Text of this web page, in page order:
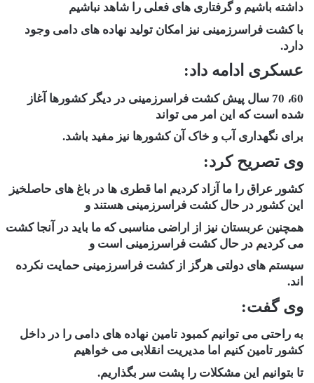
داشته باشیم و گرفتاری های فعلی را شاهد نباشیم
با کشت فراسرزمینی نیز امکان تولید نهاده های دامی وجود
دارد.
عسکری ادامه داد:
60، 70 سال پیش کشت فراسرزمینی در دیگر کشورها آغاز
شده است که این امر می تواند
برای نگهداری آب و خاک آن کشورها نیز مفید باشد.
وی تصریح کرد:
کشور عراق را ما آزاد کردیم اما قطری ها در باغ های حاصلخیز
این کشور در حال کشت فراسرزمینی هستند و
همچنین عربستان نیز از اراضی مناسبی که ما باید در آنجا کشت
می کردیم در حال کشت فراسرزمینی است و
سیستم های دولتی هرگز از کشت فراسرزمینی حمایت نکرده
اند.
وی گفت:
به راحتی می توانیم کمبود تامین نهاده های دامی را در داخل
کشور تامین کنیم اما مدیریت انقلابی می خواهیم
تا بتوانیم این مشکلات را پشت سر بگذاریم.